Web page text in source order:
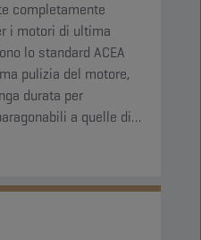
completamente
i motori di ultima
lo standard ACEA
pulizia del motore,
durata per
a quelle di